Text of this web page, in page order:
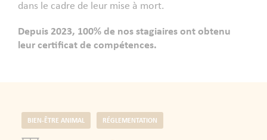
dans le cadre de leur mise à mort.
Depuis 2023, 100% de nos stagiaires ont obtenu
leur certificat de compétences.
BIEN-ÊTRE ANIMAL RÉGLEMENTATION